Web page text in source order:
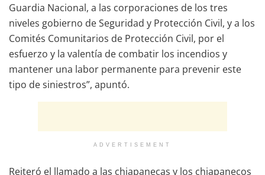
Guardia Nacional, a las corporaciones de los tres
niveles gobierno de Seguridad y Protección Civil, y a los
Comités Comunitarios de Protección Civil, por el
esfuerzo y la valentía de combatir los incendios y
mantener una labor permanente para prevenir este
tipo de siniestros”, apuntó.
ADVERTISEMENT
Reiteró el llamado a las chiapanecas y los chiapanecos